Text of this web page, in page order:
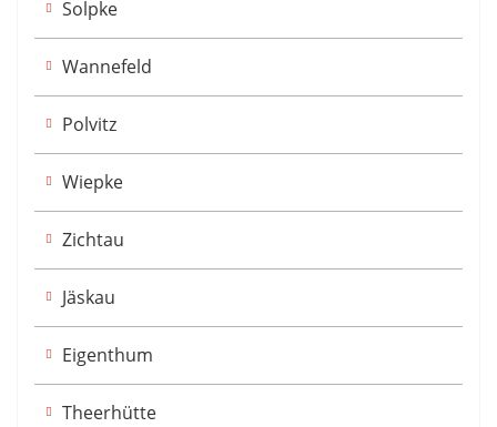
Solpke
Wannefeld
Polvitz
Wiepke
Zichtau
Jäskau
Eigenthum
Theerhütte